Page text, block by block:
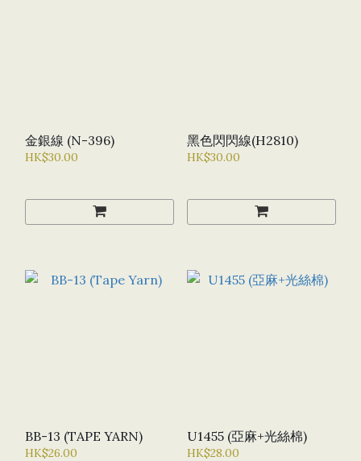
金銀線 (N-396)
HK$30.00
黑色閃閃線(H2810)
HK$30.00
BB-13 (TAPE YARN)
HK$26.00
U1455 (亞麻+光絲棉)
HK$28.00